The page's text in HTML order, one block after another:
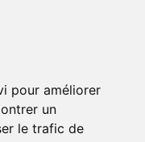
pour améliorer
un
le trafic de